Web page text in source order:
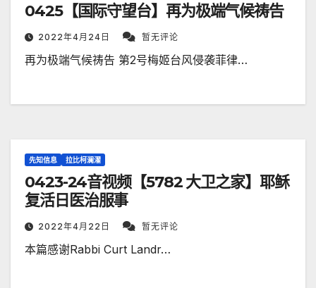
0425【国际守望台】再为极端气候祷告
2022年4月24日 暂无评论
再为极端气候祷告 第2号梅姬台风侵袭菲律…
先知信息 拉比柯澜濯
0423-24音视频【5782 大卫之家】耶稣
复活日医治服事
2022年4月22日 暂无评论
本篇感谢Rabbi Curt Landr…